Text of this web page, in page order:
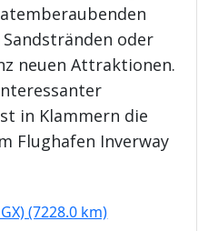
oder
neuen Attraktionen.
in Klammern die
Flughafen Inverway
(7228.0 km)